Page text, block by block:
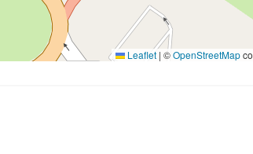
Leaflet | ©OpenStreetMap